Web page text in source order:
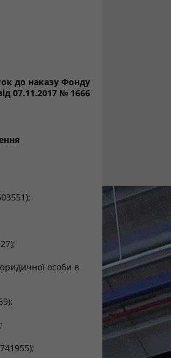
до наказу Фонду
07.11.2017 № 1666
особи в